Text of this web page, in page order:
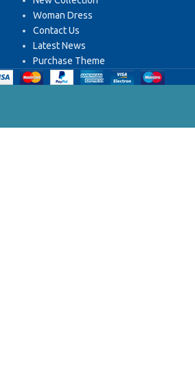
Woman Dress
Contact Us
Latest News
Purchase Theme